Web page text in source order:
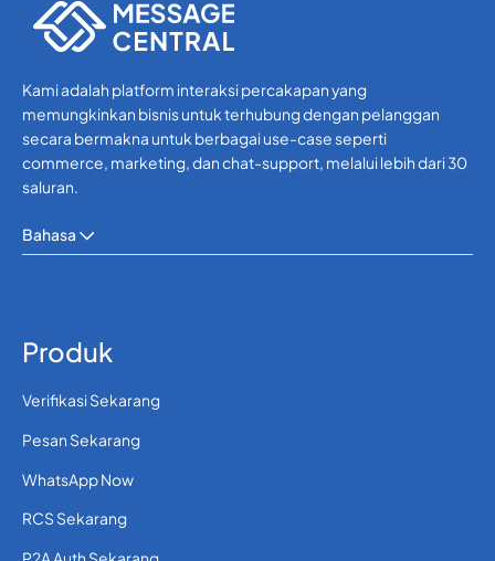
Kami adalah platform interaksi percakapan yang
memungkinkan bisnis untuk terhubung dengan pelanggan
secara bermakna untuk berbagai use-case seperti
commerce, marketing, dan chat-support, melalui lebih dari 30
saluran.
Bahasa
Produk
Verifikasi Sekarang
Pesan Sekarang
WhatsApp Now
RCS Sekarang